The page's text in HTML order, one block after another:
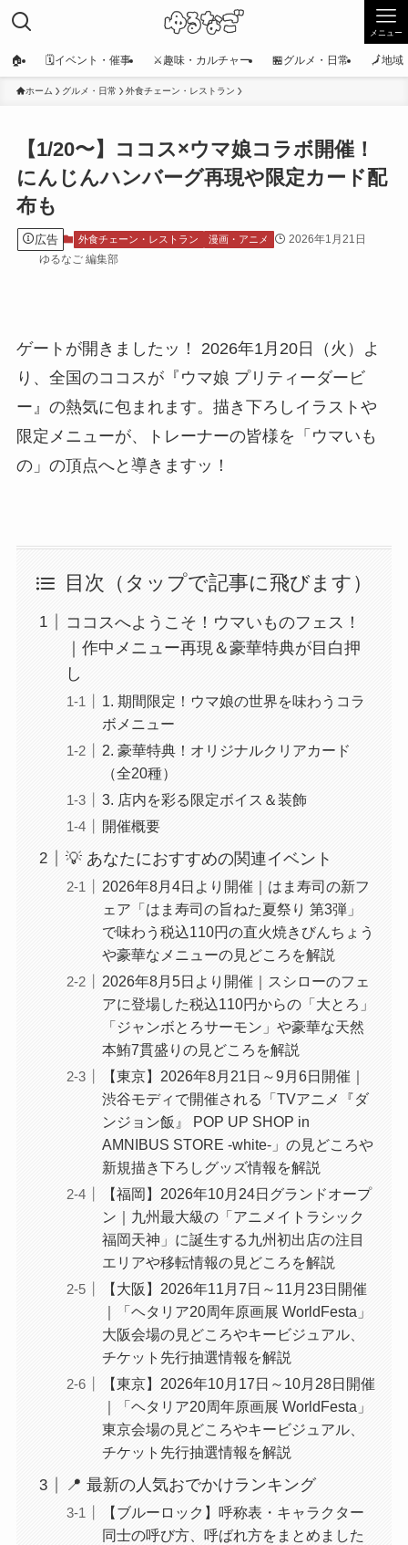
メニュー
🏠 🗓️イベント・催事 ⚔️趣味・カルチャー 🏪グルメ・日常 🗾地域
ホーム グルメ・日常 外食チェーン・レストラン
【1/20〜】ココス×ウマ娘コラボ開催！
にんじんハンバーグ再現や限定カード配
布も
広告 外食チェーン・レストラン 漫画・アニメ
2026年1月21日
ゆるなご 編集部
ゲートが開きましたッ！ 2026年1月20日（火）よ
り、全国のココスが『ウマ娘 プリティーダービ
ー』の熱気に包まれます。描き下ろしイラストや
限定メニューが、トレーナーの皆様を「ウマいも
の」の頂点へと導きますッ！
目次（タップで記事に飛びます）
ココスへようこそ！ウマいものフェス！
｜作中メニュー再現＆豪華特典が目白押
し
1. 期間限定！ウマ娘の世界を味わうコラ
ボメニュー
2. 豪華特典！オリジナルクリアカード
（全20種）
3. 店内を彩る限定ボイス＆装飾
開催概要
💡 あなたにおすすめの関連イベント
2026年8月4日より開催｜はま寿司の新フ
ェア「はま寿司の旨ねた夏祭り 第3弾」
で味わう税込110円の直火焼きびんちょう
や豪華なメニューの見どころを解説
2026年8月5日より開催｜スシローのフェ
アに登場した税込110円からの「大とろ」
「ジャンボとろサーモン」や豪華な天然
本鮪7貫盛りの見どころを解説
【東京】2026年8月21日～9月6日開催｜
渋谷モディで開催される「TVアニメ『ダ
ンジョン飯』 POP UP SHOP in
AMNIBUS STORE -white-」の見どころや
新規描き下ろしグッズ情報を解説
【福岡】2026年10月24日グランドオープ
ン｜九州最大級の「アニメイトラシック
福岡天神」に誕生する九州初出店の注目
エリアや移転情報の見どころを解説
【大阪】2026年11月7日～11月23日開催
｜「ヘタリア20周年原画展 WorldFesta」
大阪会場の見どころやキービジュアル、
チケット先行抽選情報を解説
【東京】2026年10月17日～10月28日開催
｜「ヘタリア20周年原画展 WorldFesta」
東京会場の見どころやキービジュアル、
チケット先行抽選情報を解説
📍 最新の人気おでかけランキング
【ブルーロック】呼称表・キャラクター
同士の呼び方、呼ばれ方をまとめました